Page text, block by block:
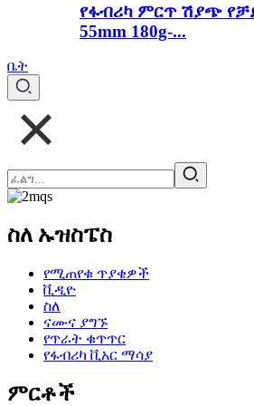
የፋብሪካ ምርጥ ሽያጭ
55mm 180g-...
ቤት
ስለ ኡዝስፔስ
የሚጠየቁ ጥያቄዎች
ቪዲዮ
ስለ
ናሙና ያግኙ
የጥራት ቁጥጥር
የፋብሪካ ቪአር ማሳያ
ምርቶች